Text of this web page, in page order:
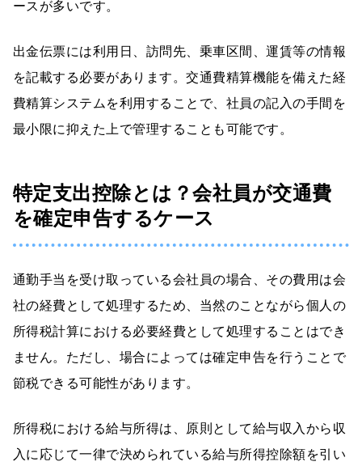
ースが多いです。
出金伝票には利用日、訪問先、乗車区間、運賃等の情報
を記載する必要があります。交通費精算機能を備えた経
費精算システムを利用することで、社員の記入の手間を
最小限に抑えた上で管理することも可能です。
特定支出控除とは？会社員が交通費
を確定申告するケース
通勤手当を受け取っている会社員の場合、その費用は会
社の経費として処理するため、当然のことながら個人の
所得税計算における必要経費として処理することはでき
ません。ただし、場合によっては確定申告を行うことで
節税できる可能性があります。
所得税における給与所得は、原則として給与収入から収
入に応じて一律で決められている給与所得控除額を引い